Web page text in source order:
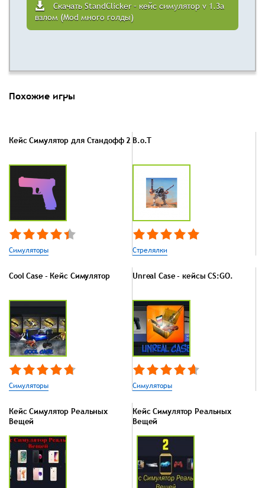
Скачать StandClicker – кейс симулятор v 1.3a
взлом (Mod много голды)
Похожие игры
Кейс Симулятор для Стандофф 2
Симуляторы
B.o.T
Стрелялки
Cool Case - Кейс Симулятор
Симуляторы
Unreal Case - кейсы CS:GO.
Симуляторы
Кейс Симулятор Реальных
Вещей
Кейс Симулятор Реальных
Вещей